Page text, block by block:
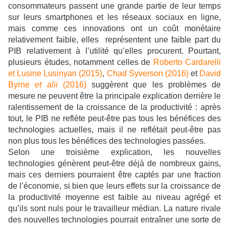
consommateurs passent une grande partie de leur temps
sur leurs smartphones et les réseaux sociaux en ligne,
mais comme ces innovations ont un coût monétaire
relativement faible, elles représentent une faible part du
PIB relativement à l’utilité qu’elles procurent. Pourtant,
plusieurs études, notamment celles de Roberto Cardarelli
et Lusine Lusinyan (2015), Chad Syverson (2016)etDavid
Byrneet alii (2016) suggèrent que les problèmes de
mesure ne peuvent être la principale explication derrière le
ralentissement de la croissance de la productivité : après
tout, le PIB ne reflète peut-être pas tous les bénéfices des
technologies actuelles, mais il ne reflétait peut-être pas
non plus tous les bénéfices des technologies passées.
Selon une troisième explication, les nouvelles
technologies génèrent peut-être déjà de nombreux gains,
mais ces derniers pourraient être captés par une fraction
de l’économie, si bien que leurs effets sur la croissance de
la productivité moyenne est faible au niveau agrégé et
qu’ils sont nuls pour le travailleur médian. La nature rivale
des nouvelles technologies pourrait entraîner une sorte de